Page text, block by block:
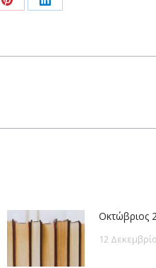
Share
Pinterest
Share
LinkedIn
Οκτώβριος
12